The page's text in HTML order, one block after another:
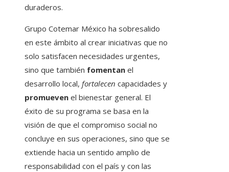
duraderos.
Grupo Cotemar México ha sobresalido
en este ámbito al crear iniciativas que no
solo satisfacen necesidades urgentes,
sino que también fomentan el
desarrollo local, fortalecen capacidades y
promueven el bienestar general. El
éxito de su programa se basa en la
visión de que el compromiso social no
concluye en sus operaciones, sino que se
extiende hacia un sentido amplio de
responsabilidad con el país y con las